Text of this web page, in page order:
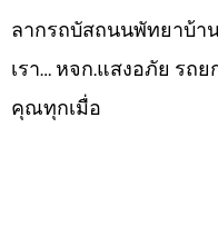
ลากรถบัสถนนพัทยาบ้า
เรา… หจก.แสงอภัย รถ
คุณทุกเมื่อ